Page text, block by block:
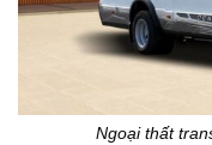
Ngoại thất